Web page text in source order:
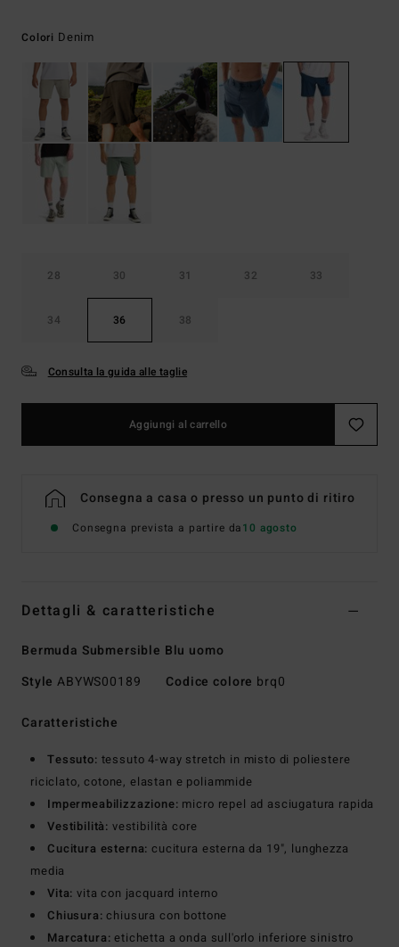
Colori Denim
28 30 31 32 33
34 36 38
Consulta la guida alle taglie
Aggiungi al carrello
Consegna a casa o presso un punto di ritiro
Consegna prevista a partire da10 agosto
Dettagli & caratteristiche
Bermuda Submersible Blu uomo
Style ABYWS00189 Codice colore brq0
Caratteristiche
Tessuto: tessuto 4-way stretch in misto di poliestere
riciclato, cotone, elastan e poliammide
Impermeabilizzazione: micro repel ad asciugatura rapida
Vestibilità: vestibilità core
Cucitura esterna: cucitura esterna da 19", lunghezza
media
Vita: vita con jacquard interno
Chiusura: chiusura con bottone
Marcatura: etichetta a onda sull'orlo inferiore sinistro